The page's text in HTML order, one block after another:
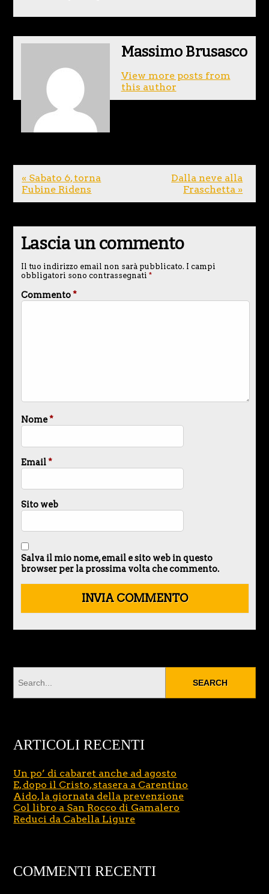
Massimo Brusasco
View more posts from
this author
« Sabato 6, torna
Fubine Ridens
Dalla neve alla
Fraschetta »
Lascia un commento
Il tuo indirizzo email non sarà pubblicato. I campi
obbligatori sono contrassegnati *
Commento*
Nome*
Email*
Sito web
Salva il mio nome, email e sito web in questo
browser per la prossima volta che commento.
ARTICOLI RECENTI
Un po’ di cabaret anche ad agosto
E, dopo il Cristo, stasera a Carentino
Aido, la giornata della prevenzione
Col libro a San Rocco di Gamalero
Reduci da Cabella Ligure
COMMENTI RECENTI